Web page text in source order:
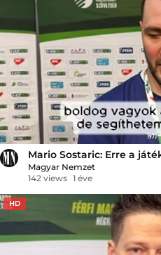
Mario Sostaric: Erre a
Magyar Nemzet
142 views 1 éve
HD